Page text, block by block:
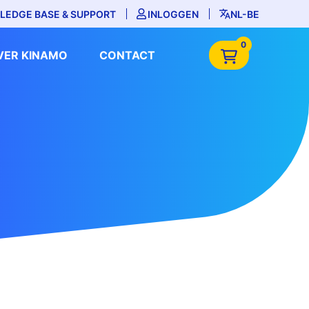
BASE & SUPPORT INLOGGEN NL-BE
KINAMO CONTACT
0